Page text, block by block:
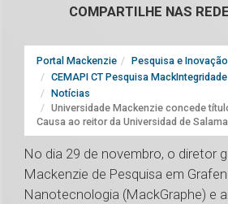
COMPARTILHE NAS
Portal Mackenzie
Pesquisa e Inovação
CEMAPI CT Pesquisa MackIntegridade
Notícias
Universidade Mackenzie concede
Causa ao reitor da Universidad de
No dia 29 de novembro, o diretor
Mackenzie de Pesquisa em
Nanotecnologia (MackGraphe) e